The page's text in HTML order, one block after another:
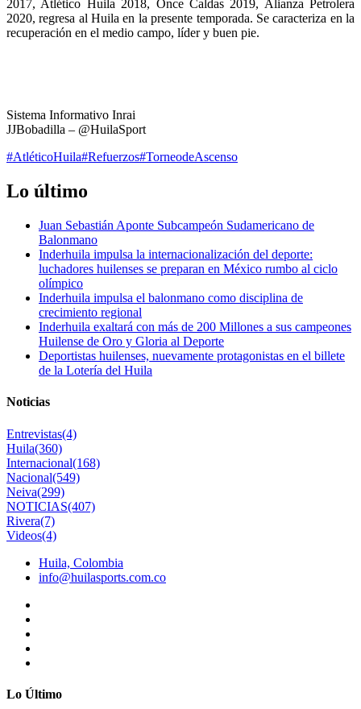
2017, Atlético Huila 2018, Once Caldas 2019, Alianza Petrolera
2020, regresa al Huila en la presente temporada. Se caracteriza en la
recuperación en el medio campo, líder y buen pie.
Sistema Informativo Inrai
JJBobadilla – @HuilaSport
#AtléticoHuila#Refuerzos#TorneodeAscenso
Lo último
Juan Sebastián Aponte Subcampeón Sudamericano de
Balonmano
Inderhuila impulsa la internacionalización del deporte:
luchadores huilenses se preparan en México rumbo al ciclo
olímpico
Inderhuila impulsa el balonmano como disciplina de
crecimiento regional
Inderhuila exaltará con más de 200 Millones a sus campeones
Huilense de Oro y Gloria al Deporte
Deportistas huilenses, nuevamente protagonistas en el billete
de la Lotería del Huila
Noticias
Entrevistas(4)
Huila(360)
Internacional(168)
Nacional(549)
Neiva(299)
NOTICIAS(407)
Rivera(7)
Videos(4)
Huila, Colombia
info@huilasports.com.co
Lo Último